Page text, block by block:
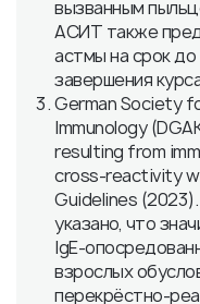
вызванным
АСИТ также
астмы на срок
завершения
German Society
Immunology
resulting from
cross‑reactivity
Guidelines
указано, что
взрослых